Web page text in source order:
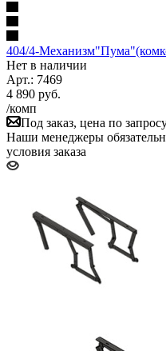
404/4-
Нет в наличии
Арт.: 7469
4 890 руб.
/комп
Под заказ, цена по
Наши менеджеры
условия заказа